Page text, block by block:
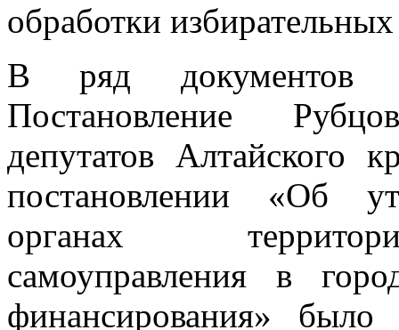
обработки
В ряд документов
Постановление
депутатов
постановлении «Об
органах
самоуправления в
финансирования»